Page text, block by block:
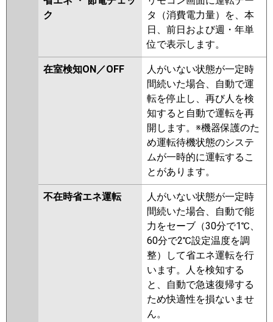
ク
タ（消費電力量）を、本
日、前日および週・年単
位で表示します。
在室検知ON／OFF
人がいない状態が一定時
間続いた場合、自動で運
転を停止し、再び人を検
知すると自動で運転を再
開します。※機器保護のた
め運転待機状態のシステ
ムが一時的に運転するこ
とがあります。
不在時省エネ運転
人がいない状態が一定時
間続いた場合、自動で能
力をセーブ（30分で1℃、
60分で2℃設定温度を調
整）して省エネ運転を行
います。人を検知する
と、自動で急速復帰する
ため快適性を損ないませ
ん。